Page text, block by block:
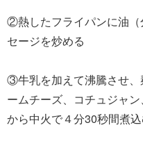
②熱したフライパンに油（
セージを炒める
③牛乳を加えて沸騰させ、
ームチーズ、コチュジャ
から中火で４分30秒間煮